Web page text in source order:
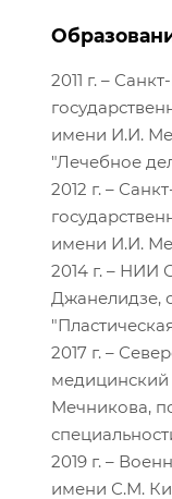
2011 г. –
имени И.И.
"Лечебное
2012 г. –
имени И.И.
2014 г. –
Джанелидзе,
2017 г. –
медицинский
Мечникова,
2019 г. –
имени С.М.